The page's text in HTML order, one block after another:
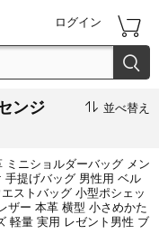
ログイン 

ンジ
 並べ替え
ミニショルダーバッグ メン
手提げバッグ 男性用 ベル
ストバッグ 小型ポシェッ
ザー 本革 横型 小さめかた
軽量 実用 レゼント男性 ブ